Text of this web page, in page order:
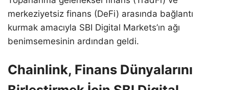
merkeziyetsiz finans (DeFi) arasında bağlantı
kurmak amacıyla SBI Digital Markets’ın ağı
benimsemesinin ardından geldi.
Chainlink, Finans Dünyalarını